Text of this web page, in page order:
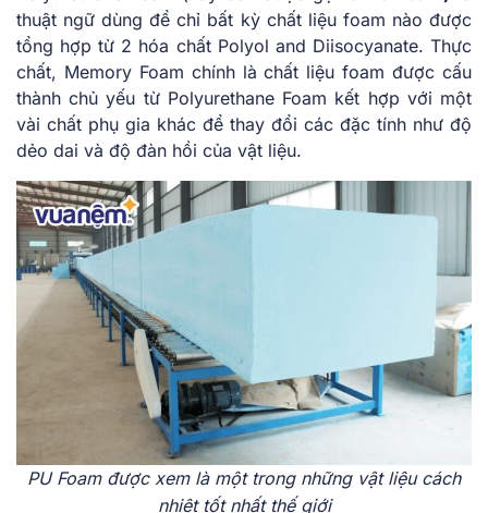
thuật ngữ dùng để chỉ bất kỳ chất liệu foam nào được
tổng hợp từ 2 hóa chất Polyol and Diisocyanate. Thực
chất, Memory Foam chính là chất liệu foam được cấu
thành chủ yếu từ Polyurethane Foam kết hợp với một
vài chất phụ gia khác để thay đổi các đặc tính như độ
dẻo dai và độ đàn hồi của vật liệu.
PU Foam được xem là một trong những vật liệu cách
nhiệt tốt nhất thế giới